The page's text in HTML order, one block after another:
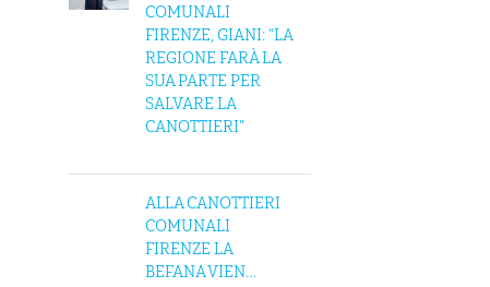
COMUNALI
FIRENZE, GIANI: “LA
REGIONE FARÀ LA
SUA PARTE PER
SALVARE LA
CANOTTIERI”
ALLA CANOTTIERI
COMUNALI
FIRENZE LA
BEFANA VIEN…